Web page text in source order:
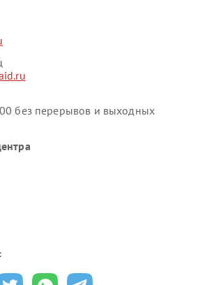
без перерывов и выходных